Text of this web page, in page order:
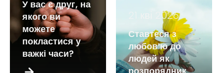
У вас є друг, на
якого ви
можете
покластися у
важкі часи?
21 кві 2026
Ставтеся з
любовʼю до
людей як